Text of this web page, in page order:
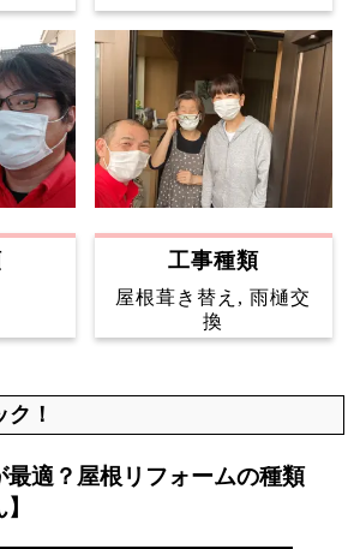
工事種類
屋根葺き替え, 雨樋交
換
！
最適？屋根リフォームの種類